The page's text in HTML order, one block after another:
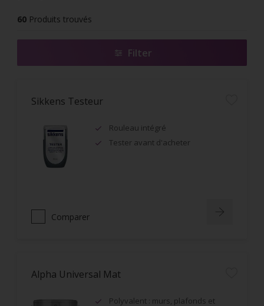
60 Produits trouvés
Filter
Sikkens Testeur
Rouleau intégré
Tester avant d'acheter
Comparer
Alpha Universal Mat
Polyvalent : murs, plafonds et